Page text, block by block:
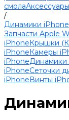
смолаАксессуары
/
Динамики iPhone
Запчасти Apple
iPhoneКрышки
iPhoneКамеры
iPhoneДинамики
iPhoneСеточки
iPhoneВинты